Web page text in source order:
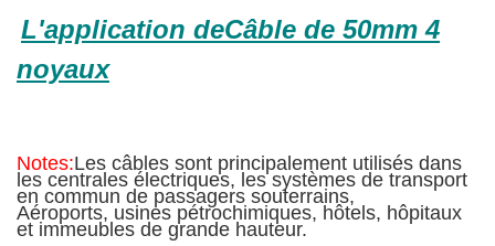
L'application deCâble de 50mm 4
noyaux
Notes:Les câbles sont principalement utilisés dans
les centrales électriques, les systèmes de transport
en commun de passagers souterrains,
Aéroports, usines pétrochimiques, hôtels, hôpitaux
et immeubles de grande hauteur.